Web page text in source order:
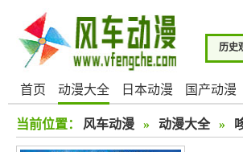
历史
首页 动漫大全 日本动漫 国产动漫
当前位置： 风车动漫 » 动漫大全 »